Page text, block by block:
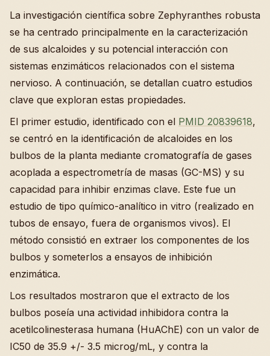
La investigación científica sobre Zephyranthes robusta
se ha centrado principalmente en la caracterización
de sus alcaloides y su potencial interacción con
sistemas enzimáticos relacionados con el sistema
nervioso. A continuación, se detallan cuatro estudios
clave que exploran estas propiedades.
El primer estudio, identificado con el PMID 20839618,
se centró en la identificación de alcaloides en los
bulbos de la planta mediante cromatografía de gases
acoplada a espectrometría de masas (GC-MS) y su
capacidad para inhibir enzimas clave. Este fue un
estudio de tipo químico-analítico in vitro (realizado en
tubos de ensayo, fuera de organismos vivos). El
método consistió en extraer los componentes de los
bulbos y someterlos a ensayos de inhibición
enzimática.
Los resultados mostraron que el extracto de los
bulbos poseía una actividad inhibidora contra la
acetilcolinesterasa humana (HuAChE) con un valor de
IC50 de 35.9 +/- 3.5 microg/mL, y contra la